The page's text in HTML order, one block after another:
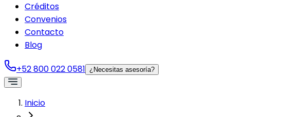
Créditos
Convenios
Contacto
Blog
+52 800 022 0581 ¿Necesitas asesoría?
Inicio